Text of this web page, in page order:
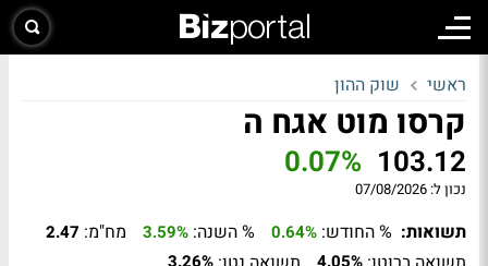
ראשי שוק ההון
קרסו מוט אגח ה
103.12
0.07%
נכון ל: 07/08/2026
תשואות: % החודש: 0.64% % השנה: 3.59% מח"מ: 2.47